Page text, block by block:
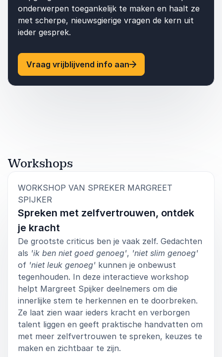
onderwerpen toegankelijk te maken en haalt ze
met scherpe, nieuwsgierige vragen de kern uit
ieder gesprek.
Vraag vrijblijvend info aan: Margreet Spijker
Workshops
WORKSHOP VAN SPREKER MARGREET
SPIJKER
Spreken met zelfvertrouwen, ontdek
je kracht
De grootste criticus ben je vaak zelf. Gedachten
als 'ik ben niet goed genoeg', 'niet slim genoeg'
of 'niet leuk genoeg' kunnen je onbewust
tegenhouden. In deze interactieve workshop
helpt Margreet Spijker deelnemers om die
innerlijke stem te herkennen en te doorbreken.
Ze laat zien waar ieders kracht en verborgen
talent liggen en geeft praktische handvatten om
met meer zelfvertrouwen te spreken, keuzes te
maken en zichtbaar te zijn.